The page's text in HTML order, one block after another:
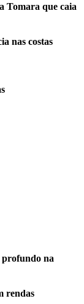
Tomara que caia
nas costas
profundo na
rendas